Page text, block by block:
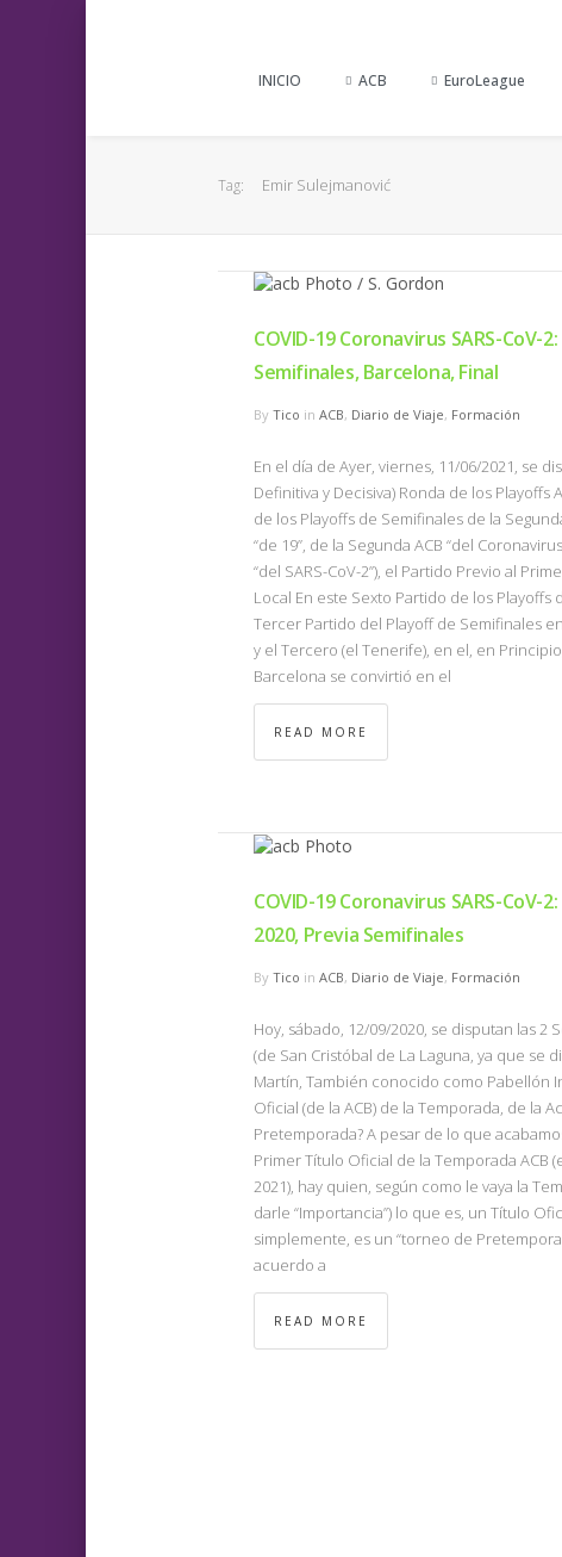
INICIO ACB EuroLeague
Tag: Emir Sulejmanović
COVID-19 Coronavirus SARS-CoV-
Semifinales, Barcelona, Final
By Tico in ACB, Diario de Viaje, Formación
En el día de Ayer, viernes, 11/06/2021, se
Definitiva y Decisiva) Ronda de los Playoffs
de los Playoffs de Semifinales de la
“de 19”, de la Segunda ACB “del
“del SARS-CoV-2”), el Partido Previo al
Local En este Sexto Partido de los Playoffs
Tercer Partido del Playoff de Semifinales
y el Tercero (el Tenerife), en el, en
Barcelona se convirtió en el
READ MORE
COVID-19 Coronavirus SARS-CoV-
2020, Previa Semifinales
By Tico in ACB, Diario de Viaje, Formación
Hoy, sábado, 12/09/2020, se disputan las 2
(de San Cristóbal de La Laguna, ya que
Martín, También conocido como Pabellón
Oficial (de la ACB) de la Temporada, de la
Pretemporada? A pesar de lo que
Primer Título Oficial de la Temporada ACB
2021), hay quien, según como le vaya la
darle “Importancia”) lo que es, un Título
simplemente, es un “torneo de
acuerdo a
READ MORE